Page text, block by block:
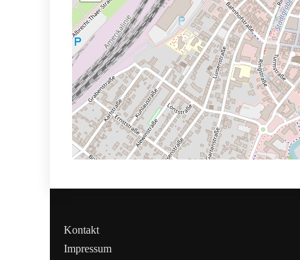
Kontakt
Impressum